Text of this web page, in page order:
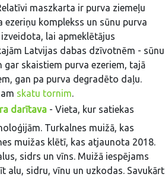
maszkarta ir purva ziemeļu
komplekss un sūnu purva
lai apmeklētājus
Latvijas dabas dzīvotnēm - sūnu
gar skaistiem purva ezeriem, tajā
gan pa purva degradēto daļu.
skatu tornim.
darītava - Vieta, kur satiekas
Turkalnes muižā, kas
muižas klētī, kas atjaunota 2018.
sidrs un vīns. Muižā iespējams
alu, sidru, vīnu un uzkodas. Savukārt